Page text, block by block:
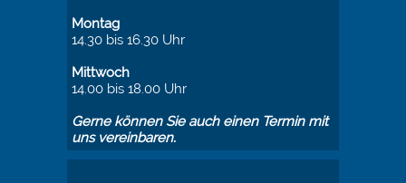
Montag
14.30 bis 16.30 Uhr
Mittwoch
14.00 bis 18.00 Uhr
Gerne können Sie auch einen Termin mit
uns vereinbaren.